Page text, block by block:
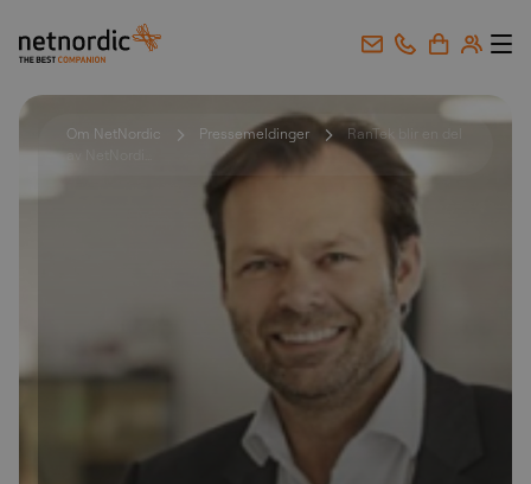
NetNordic Norway
Om NetNordic Pressemeldinger
RanTek blir en del
av NetNordi...